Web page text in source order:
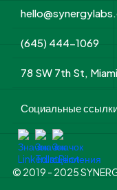
(645) 444-1069
78 SW 7th St,
Социальные
© 2019 - 2025